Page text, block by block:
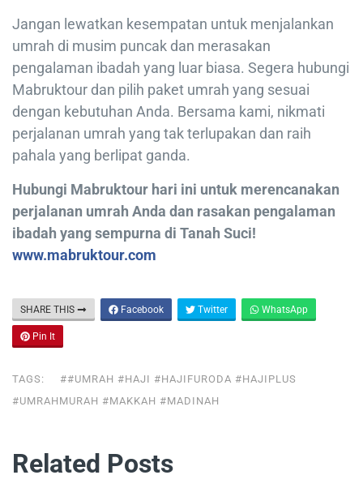
Jangan lewatkan kesempatan untuk menjalankan
umrah di musim puncak dan merasakan
pengalaman ibadah yang luar biasa. Segera hubungi
Mabruktour dan pilih paket umrah yang sesuai
dengan kebutuhan Anda. Bersama kami, nikmati
perjalanan umrah yang tak terlupakan dan raih
pahala yang berlipat ganda.
Hubungi Mabruktour hari ini untuk merencanakan
perjalanan umrah Anda dan rasakan pengalaman
ibadah yang sempurna di Tanah Suci!
www.mabruktour.com
SHARE THIS Facebook Twitter WhatsApp
Pin It
TAGS:
##UMRAH #HAJI #HAJIFURODA #HAJIPLUS
#UMRAHMURAH #MAKKAH #MADINAH
Related Posts